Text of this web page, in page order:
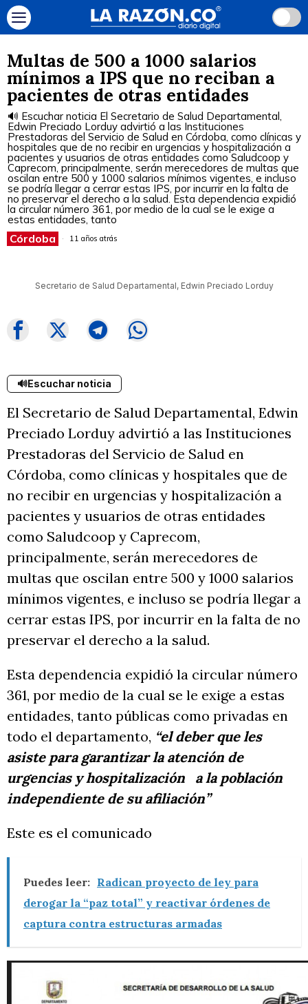
Multas de 500 a 1000 salarios
mínimos a IPS que no reciban a
pacientes de otras entidades
🔊 Escuchar noticia El Secretario de Salud Departamental,
Edwin Preciado Lorduy advirtió a las Instituciones
Prestadoras del Servicio de Salud en Córdoba, como clínicas y
hospitales que de no recibir en urgencias y hospitalización a
pacientes y usuarios de otras entidades como Saludcoop y
Caprecom, principalmente, serán merecedores de multas que
oscilan entre 500 y 1000 salarios mínimos vigentes, e incluso
se podría llegar a cerrar estas IPS, por incurrir en la falta de
no preservar el derecho a la salud. Esta dependencia expidió
la circular número 361, por medio de la cual se le exige a
estas entidades, tanto
Córdoba 11 años atrás
Secretario de Salud Departamental, Edwin Preciado Lorduy
🔊Escuchar noticia
El Secretario de Salud Departamental, Edwin
Preciado Lorduy advirtió a las Instituciones
Prestadoras del Servicio de Salud en
Córdoba, como clínicas y hospitales que de
no recibir en urgencias y hospitalización a
pacientes y usuarios de otras entidades
como Saludcoop y Caprecom,
principalmente, serán merecedores de
multas que oscilan entre 500 y 1000 salarios
mínimos vigentes, e incluso se podría llegar a
cerrar estas IPS, por incurrir en la falta de no
preservar el derecho a la salud.
Esta dependencia expidió la circular número
361, por medio de la cual se le exige a estas
entidades, tanto públicas como privadas en
todo el departamento, “el deber que les
asiste para garantizar la atención de
urgencias y hospitalización a la población
independiente de su afiliación”
Este es el comunicado
Puedes leer: Radican proyecto de ley para
derogar la “paz total” y reactivar órdenes de
captura contra estructuras armadas